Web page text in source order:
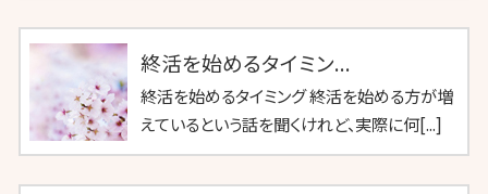
終活を始めるタイミン...
終活を始めるタイミング 終活を始める方が増
えているという話を聞くけれど、実際に何[...]